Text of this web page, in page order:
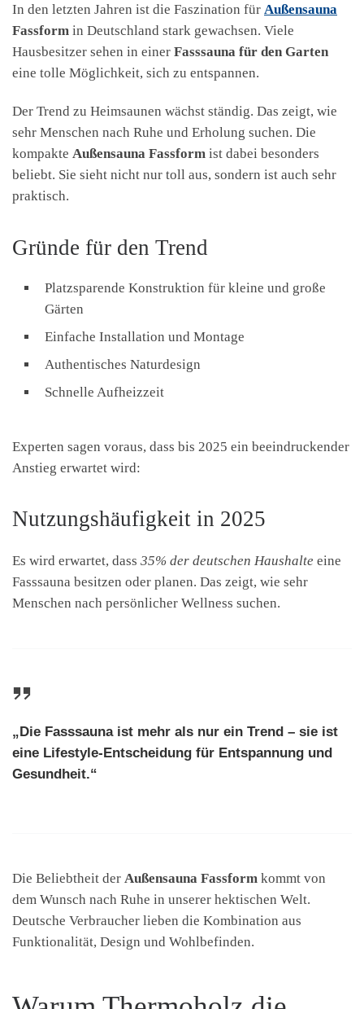
In den letzten Jahren ist die Faszination für Außensauna
Fassform in Deutschland stark gewachsen. Viele
Hausbesitzer sehen in einer Fasssauna für den Garten
eine tolle Möglichkeit, sich zu entspannen.
Der Trend zu Heimsaunen wächst ständig. Das zeigt, wie
sehr Menschen nach Ruhe und Erholung suchen. Die
kompakte Außensauna Fassform ist dabei besonders
beliebt. Sie sieht nicht nur toll aus, sondern ist auch sehr
praktisch.
Gründe für den Trend
Platzsparende Konstruktion für kleine und große
Gärten
Einfache Installation und Montage
Authentisches Naturdesign
Schnelle Aufheizzeit
Experten sagen voraus, dass bis 2025 ein beeindruckender
Anstieg erwartet wird:
Nutzungshäufigkeit in 2025
Es wird erwartet, dass 35% der deutschen Haushalte eine
Fasssauna besitzen oder planen. Das zeigt, wie sehr
Menschen nach persönlicher Wellness suchen.
„Die Fasssauna ist mehr als nur ein Trend – sie ist
eine Lifestyle-Entscheidung für Entspannung und
Gesundheit.“
Die Beliebtheit der Außensauna Fassform kommt von
dem Wunsch nach Ruhe in unserer hektischen Welt.
Deutsche Verbraucher lieben die Kombination aus
Funktionalität, Design und Wohlbefinden.